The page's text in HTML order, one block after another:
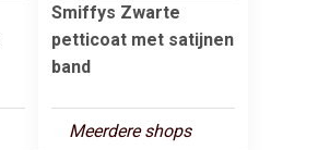
Smiffys Zwarte
petticoat met satijnen
band
Meerdere shops